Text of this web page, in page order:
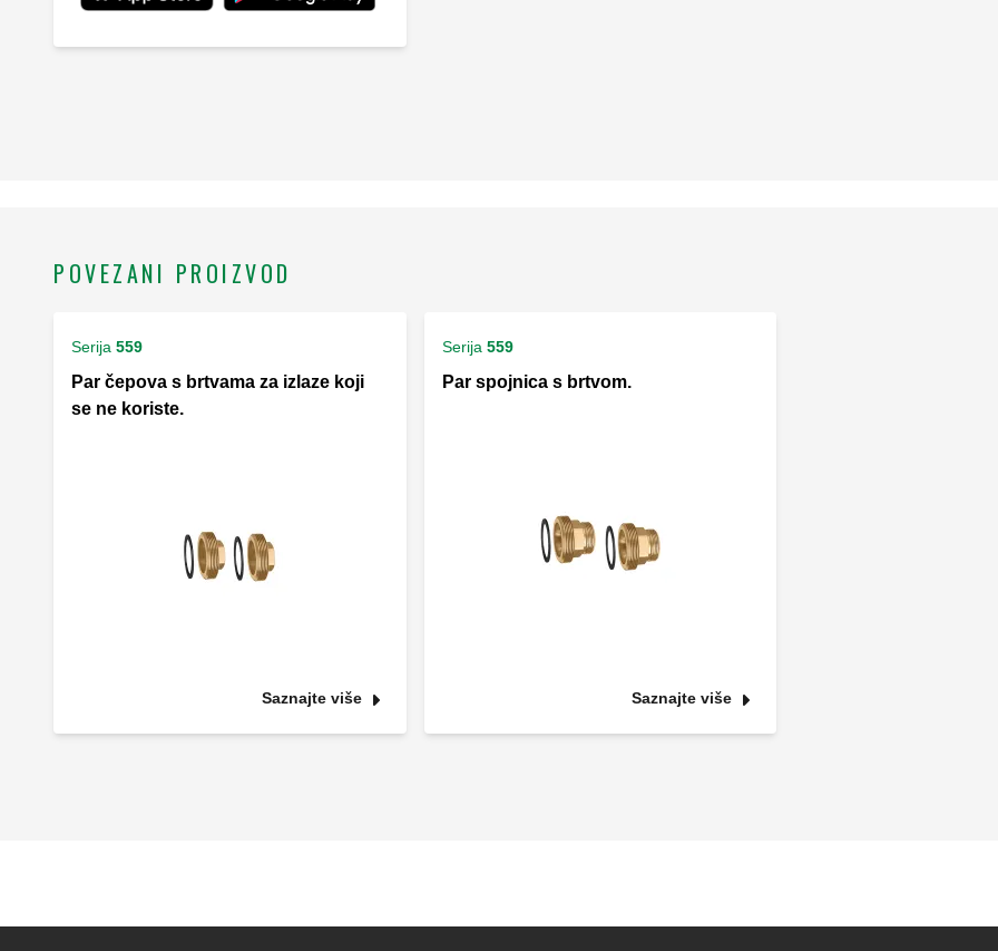
POVEZANI PROIZVOD
Serija 559
Par čepova s brtvama za izlaze koji
se ne koriste.
Saznajte više
Serija 559
Par spojnica s brtvom.
Saznajte više